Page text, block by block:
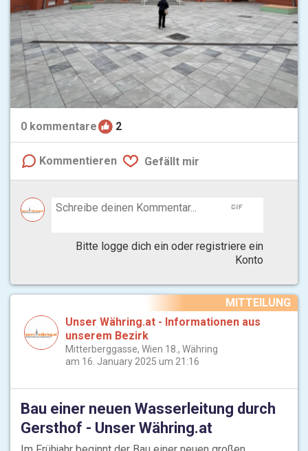
0 kommentare 2
Kommentieren Gefällt mir
gif
Bitte logge dich ein oder registriere ein
Konto
MITTEILUNG
Unser Währing.at - Informationen aus
unserem Bezirk
Mitterberggasse, Wien 18., Währing
am 16. January 2025 um 21:16
Bau einer neuen Wasserleitung durch
Gersthof - Unser Währing.at